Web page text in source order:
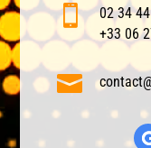

02 34
+33 06
